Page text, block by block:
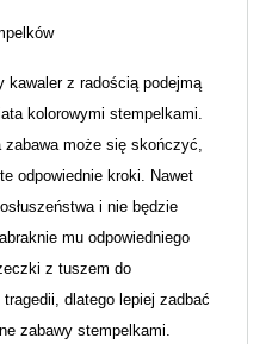
kawaler z radością podejmą
kolorowymi stempelkami.
może się skończyć,
odpowiednie kroki. Nawet
i nie będzie
mu odpowiedniego
z tuszem do
dlatego lepiej zadbać
zabawy stempelkami.